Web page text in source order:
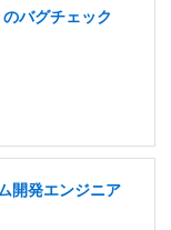
バグチェック
開発エンジニア